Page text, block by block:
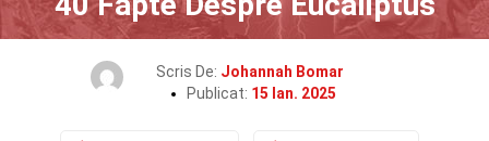
Scris De: Johannah Bomar
Publicat: 15 Ian. 2025